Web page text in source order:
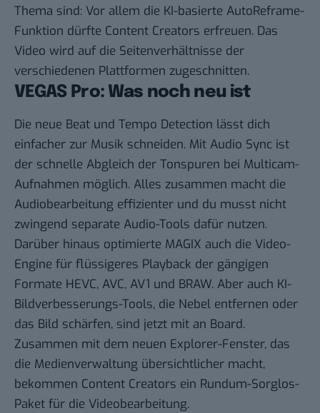
Thema sind: Vor allem die KI-basierte AutoReframe-
Funktion dürfte Content Creators erfreuen. Das
Video wird auf die Seitenverhältnisse der
verschiedenen Plattformen zugeschnitten.
VEGAS Pro: Was noch neu ist
Die neue Beat und Tempo Detection lässt dich
einfacher zur Musik schneiden. Mit Audio Sync ist
der schnelle Abgleich der Tonspuren bei Multicam-
Aufnahmen möglich. Alles zusammen macht die
Audiobearbeitung effizienter und du musst nicht
zwingend separate Audio-Tools dafür nutzen.
Darüber hinaus optimierte MAGIX auch die Video-
Engine für flüssigeres Playback der gängigen
Formate HEVC, AVC, AV1 und BRAW. Aber auch KI-
Bildverbesserungs-Tools, die Nebel entfernen oder
das Bild schärfen, sind jetzt mit an Board.
Zusammen mit dem neuen Explorer-Fenster, das
die Medienverwaltung übersichtlicher macht,
bekommen Content Creators ein Rundum-Sorglos-
Paket für die Videobearbeitung.